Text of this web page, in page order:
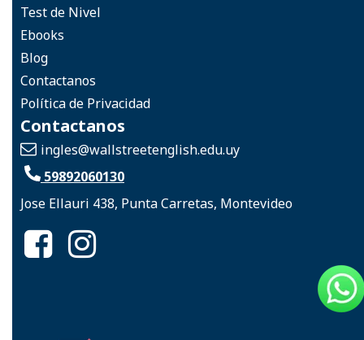
Test de Nivel
Ebooks
Blog
Contactanos
Política de Privacidad
Contactanos
ingles@wallstreetenglish.edu.uy
59892060130
Jose Ellauri 438, Punta Carretas, Montevideo